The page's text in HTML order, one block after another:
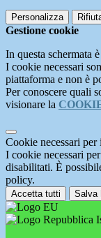
Personalizza
Gestione cookie
In questa schermata
I cookie necessari
piattaforma e non è
Per conoscere quali
visionare la
Cookie necessari
I cookie necessari
disabilitati. È
policy.
Accetta tutti Salva